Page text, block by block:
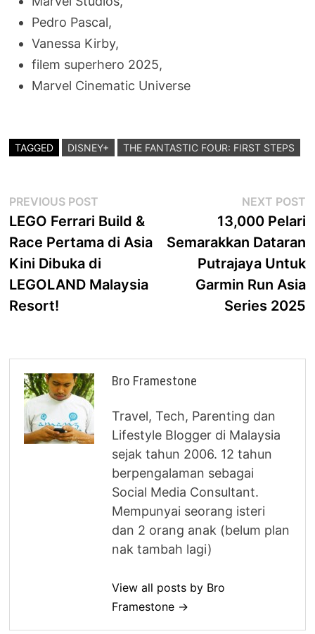
Pedro Pascal,
Vanessa Kirby,
filem superhero 2025,
Marvel Cinematic Universe
TAGGED DISNEY+ THE FANTASTIC FOUR: FIRST STEPS
Post
navigation
PREVIOUS POST
post:
LEGO Ferrari Build &
Race Pertama di Asia
Kini Dibuka di
LEGOLAND Malaysia
Resort!
NEXT POST
13,000 Pelari
Semarakkan Dataran
Putrajaya Untuk
Garmin Run Asia
Series 2025
Bro Framestone
Travel, Tech, Parenting dan
Lifestyle Blogger di Malaysia
sejak tahun 2006. 12 tahun
berpengalaman sebagai
Social Media Consultant.
Mempunyai seorang isteri
dan 2 orang anak (belum plan
nak tambah lagi)
View all posts by Bro
Framestone →